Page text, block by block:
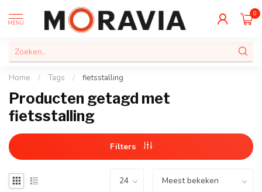
MENU
0
Home / Tags / fietsstalling
Producten getagd met
fietsstalling
Filters